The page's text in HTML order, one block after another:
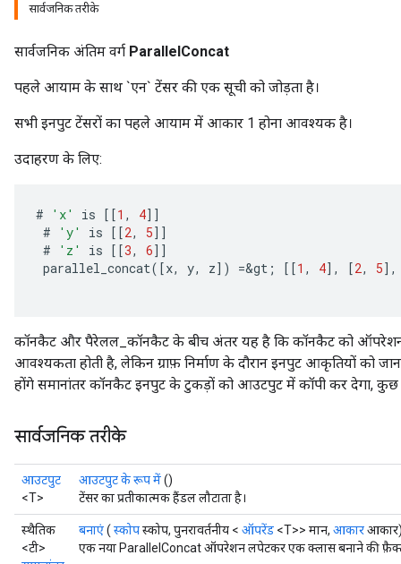
सार्वजनिक तरीके
सार्वजनिक अंतिम वर्ग ParallelConcat
पहले आयाम के साथ `एन` टेंसर की एक सूची को जोड़ता है।
सभी इनपुट टेंसरों का पहले आयाम में आकार 1 होना आवश्यक है।
उदाहरण के लिए:
# 'x' is [[1 , 4]]
#
'y' is [[2, 5]]
#
'z' is [[3, 6]]
parallel_concat( [x, y, z] ) =&gt ; [[1 , 4] , [2, 5] ,
कॉनकैट और पैरेलल_कॉनकैट के बीच अंतर यह है कि कॉनकैट को
आवश्यकता होती है, लेकिन ग्राफ़ निर्माण के दौरान इनपुट आकृतियों को
होंगे समानांतर कॉनकैट इनपुट के टुकड़ों को आउटपुट में कॉपी कर देगा, कुछ
सार्वजनिक तरीके
आउटपुट
<T>
आउटपुट के रूप में()
टेंसर का प्रतीकात्मक हैंडल लौटाता है।
स्थैतिक
<टी>
बनाएं( स्कोपस्कोप, पुनरावर्तनीय < ऑपरेंड <T>> मान, आकार
एक नया ParallelConcat ऑपरेशन लपेटकर एक क्लास बनाने की